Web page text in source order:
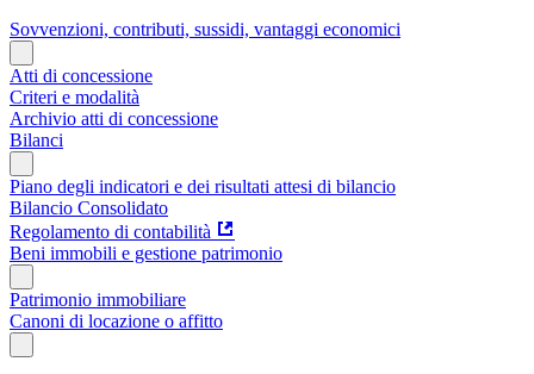
Sovvenzioni, contributi, sussidi, vantaggi economici
Atti di concessione
Criteri e modalità
Archivio atti di concessione
Bilanci
Piano degli indicatori e dei risultati attesi di bilancio
Bilancio Consolidato
Regolamento di contabilità
Beni immobili e gestione patrimonio
Patrimonio immobiliare
Canoni di locazione o affitto